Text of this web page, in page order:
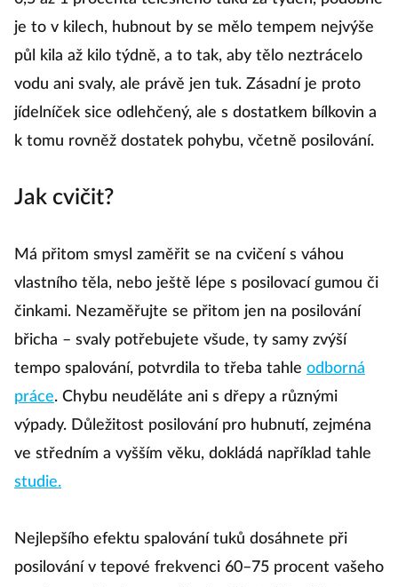
je to v kilech, hubnout by se mělo tempem nejvýše
půl kila až kilo týdně, a to tak, aby tělo neztrácelo
vodu ani svaly, ale právě jen tuk. Zásadní je proto
jídelníček sice odlehčený, ale s dostatkem bílkovin a
k tomu rovněž dostatek pohybu, včetně posilování.
Jak cvičit?
Má přitom smysl zaměřit se na cvičení s váhou
vlastního těla, nebo ještě lépe s posilovací gumou či
činkami. Nezaměřujte se přitom jen na posilování
břicha – svaly potřebujete všude, ty samy zvýší
tempo spalování, potvrdila to třeba tahle odborná
práce. Chybu neuděláte ani s dřepy a různými
výpady. Důležitost posilování pro hubnutí, zejména
ve středním a vyšším věku, dokládá například tahle
studie.
Nejlepšího efektu spalování tuků dosáhnete při
posilování v tepové frekvenci 60–75 procent vašeho